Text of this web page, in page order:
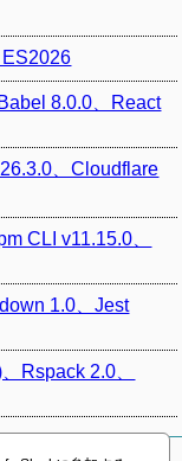
8.0.0、React
、Cloudflare
CLI v11.15.0、
1.0、Jest
Rspack 2.0、